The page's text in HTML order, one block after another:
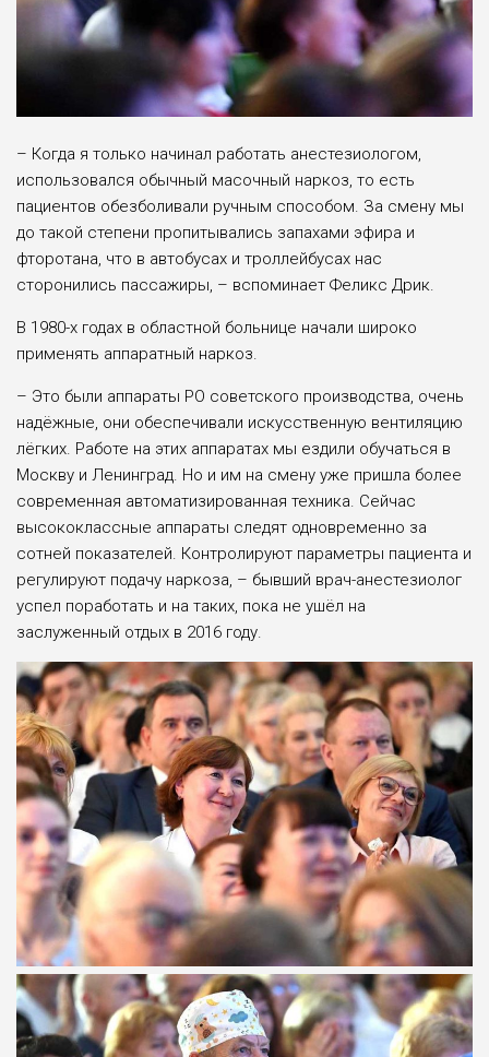
– Когда я только начинал работать анестезиологом,
использовался обычный масочный наркоз, то есть
пациентов обезболивали ручным способом. За смену мы
до такой степени пропитывались запахами эфира и
фторотана, что в автобусах и троллейбусах нас
сторонились пассажиры, – вспоминает Феликс Дрик.
В 1980-х годах в областной больнице начали широко
применять аппаратный наркоз.
– Это были аппараты РО советского производства, очень
надёжные, они обеспечивали искусственную вентиляцию
лёгких. Работе на этих аппаратах мы ездили обучаться в
Москву и Ленинград. Но и им на смену уже пришла более
современная автоматизированная техника. Сейчас
высококлассные аппараты следят одновременно за
сотней показателей. Контролируют параметры пациента и
регулируют подачу наркоза, – бывший врач-анестезиолог
успел поработать и на таких, пока не ушёл на
заслуженный отдых в 2016 году.